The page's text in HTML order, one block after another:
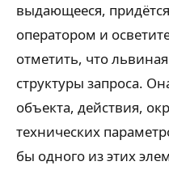
выдающееся,
оператором и
отметить, что
структуры запроса.
объекта, действия,
технических
бы одного из этих